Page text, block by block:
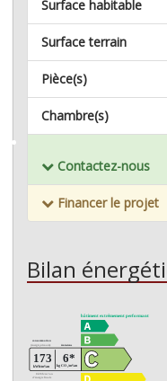
Surface habitable
Surface terrain
Pièce(s)
Chambre(s)
Contactez-nous
Financer le projet
Bilan